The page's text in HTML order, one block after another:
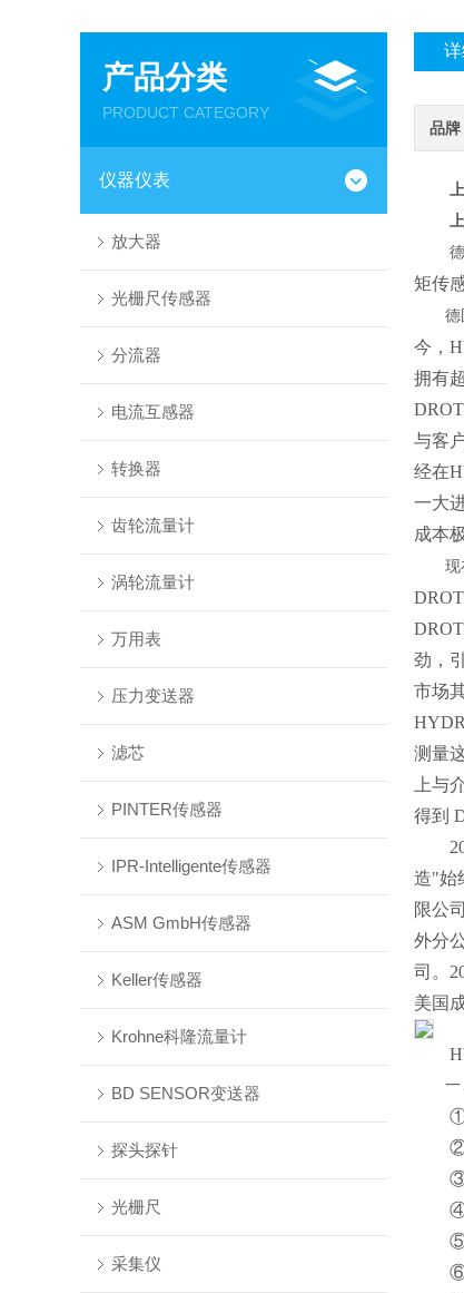
产品分类
PRODUCT CATEGORY
仪器仪表
放大器
光栅尺传感器
分流器
电流互感器
转换器
齿轮流量计
涡轮流量计
万用表
压力变送器
滤芯
PINTER传感器
IPR-Intelligente传感器
ASM GmbH传感器
Keller传感器
Krohne科隆流量计
BD SENSOR变送器
探头探针
光栅尺
采集仪
品牌
矩传
德
今，
拥有
与客
经在
一大
成本
现在
劲，
市场
测量
上与
得到
造"始
限公
外分
司。
美国
一
① 压
② 流
③ 温
④ 力
⑤ 转
⑥ 扭